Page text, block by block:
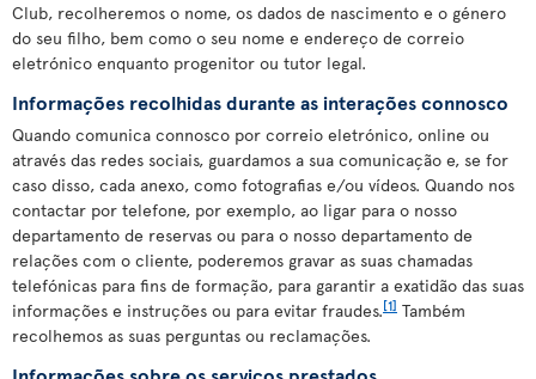
Club, recolheremos o nome, os dados de nascimento e o género
do seu filho, bem como o seu nome e endereço de correio
eletrónico enquanto progenitor ou tutor legal.
Informações recolhidas durante as interações connosco
Quando comunica connosco por correio eletrónico, online ou
através das redes sociais, guardamos a sua comunicação e, se for
caso disso, cada anexo, como fotografias e/ou vídeos. Quando nos
contactar por telefone, por exemplo, ao ligar para o nosso
departamento de reservas ou para o nosso departamento de
relações com o cliente, poderemos gravar as suas chamadas
telefónicas para fins de formação, para garantir a exatidão das suas
informações e instruções ou para evitar fraudes.[1] Também
recolhemos as suas perguntas ou reclamações.